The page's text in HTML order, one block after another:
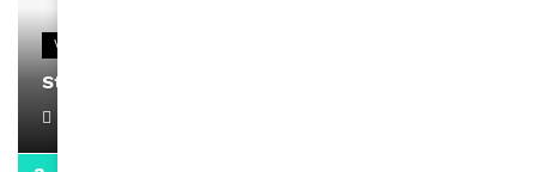
VIDEOS
Stacy passe un message